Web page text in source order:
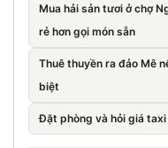
Mua hải sản tươi ở chợ
rẻ hơn gọi món sẵn
Thuê thuyền ra đảo Mê
biệt
Đặt phòng và hỏi giá